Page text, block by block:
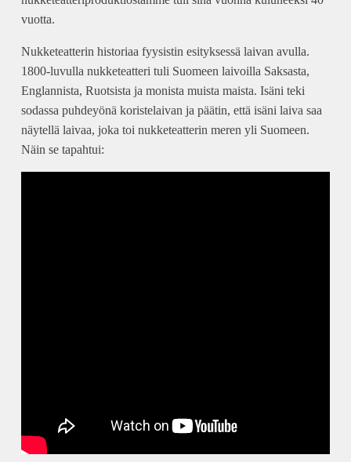
vuotta.
Nukketeatterin historiaa fyysistin esityksessä laivan avulla.
1800-luvulla nukketeatteri tuli Suomeen laivoilla Saksasta,
Englannista, Ruotsista ja monista muista maista. Isäni teki
sodassa puhdeyönä koristelaivan ja päätin, että isäni laiva saa
näytellä laivaa, joka toi nukketeatterin meren yli Suomeen.
Näin se tapahtui: